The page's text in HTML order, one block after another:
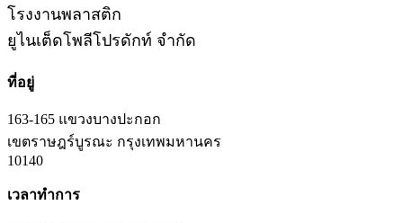
โรงงานพลาสติก
ยูไนเต็ดโพลีโปรดักท์ จำกัด
ที่อยู่
163-165 แขวงบางปะกอก
เขตราษฎร์บูรณะ กรุงเทพมหานคร
10140
เวลาทำการ